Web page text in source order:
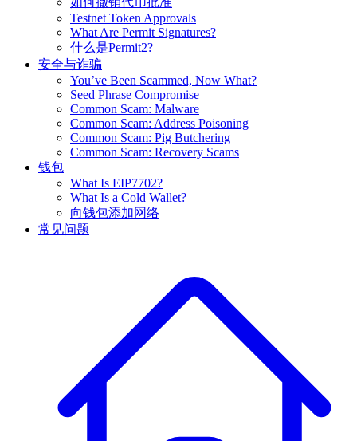
Testnet Token Approvals
What Are Permit Signatures?
什么是Permit2?
安全与诈骗
You’ve Been Scammed, Now What?
Seed Phrase Compromise
Common Scam: Malware
Common Scam: Address Poisoning
Common Scam: Pig Butchering
Common Scam: Recovery Scams
钱包
What Is EIP7702?
What Is a Cold Wallet?
向钱包添加网络
常见问题